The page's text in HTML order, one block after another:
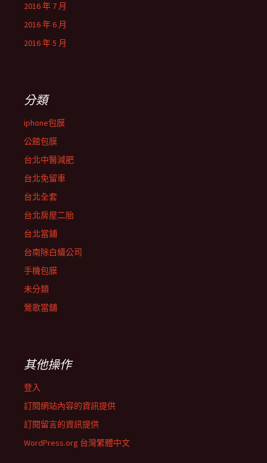
2016 年 7 月
2016 年 6 月
2016 年 5 月
分類
iphone包膜
公館包膜
台北中醫減肥
台北免留車
台北全套
台北房屋二胎
台北當鋪
台南除白蟻公司
手機包膜
未分類
鶯歌當舖
其他操作
登入
訂閱網站內容的資訊提供
訂閱留言的資訊提供
WordPress.org 台灣繁體中文